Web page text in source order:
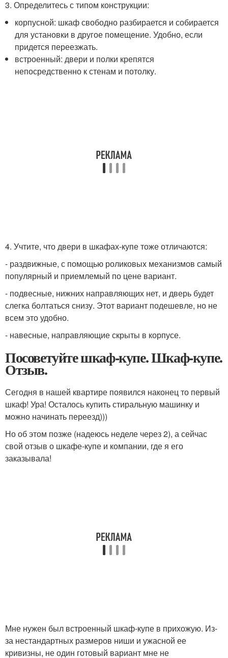
3. Определитесь с типом конструкции:
корпусной: шкаф свободно разбирается и собирается
для установки в другое помещение. Удобно, если
придется переезжать.
встроенный: двери и полки крепятся
непосредственно к стенам и потолку.
4. Учтите, что двери в шкафах-купе тоже отличаются:
- раздвижные, с помощью роликовых механизмов самый
популярный и приемлемый по цене вариант.
- подвесные, нижних направляющих нет, и дверь будет
слегка болтаться снизу. Этот вариант подешевле, но не
всем это удобно.
- навесные, направляющие скрыты в корпусе.
Посоветуйте шкаф-купе. Шкаф-купе.
Отзыв.
Сегодня в нашей квартире появился наконец то первый
шкаф! Ура! Осталось купить стиральную машинку и
можно начинать переезд)))
Но об этом позже (надеюсь неделе через 2), а сейчас
свой отзыв о шкафе-купе и компании, где я его
заказывала!
Мне нужен был встроенный шкаф-купе в прихожую. Из-
за нестандартных размеров ниши и ужасной ее
кривизны, не один готовый вариант мне не